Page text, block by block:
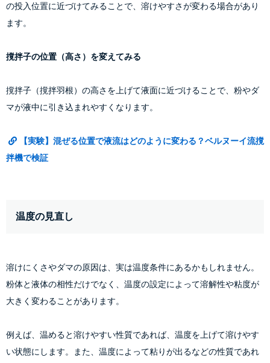
の投入位置に近づけてみることで、溶けやすさが変わる場合があり
ます。
撹拌子の位置（高さ）を変えてみる
撹拌子（撹拌羽根）の高さを上げて液面に近づけることで、粉やダ
マが液中に引き込まれやすくなります。
【実験】混ぜる位置で液流はどのように変わる？ベルヌーイ流撹
拌機で検証
温度の見直し
溶けにくさやダマの原因は、実は温度条件にあるかもしれません。
粉体と液体の相性だけでなく、温度の設定によって溶解性や粘度が
大きく変わることがあります。
例えば、温めると溶けやすい性質であれば、温度を上げて溶けやす
い状態にします。また、温度によって粘りが出るなどの性質であれ